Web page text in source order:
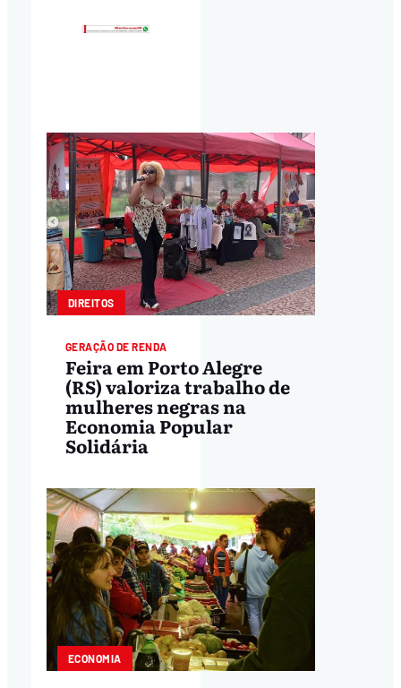
DIREITOS
GERAÇÃO DE RENDA
Feira em Porto Alegre
(RS) valoriza trabalho de
mulheres negras na
Economia Popular
Solidária
ECONOMIA